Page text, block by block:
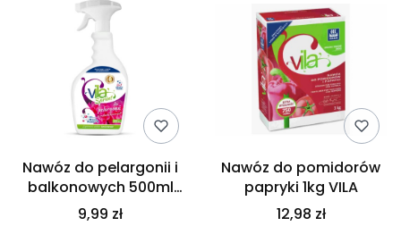
Nawóz do pelargonii i
balkonowych 500ml
spray mgiełka 2w1 Vila
9,99 zł
Nawóz do pomidorów
papryki 1kg VILA
12,98 zł